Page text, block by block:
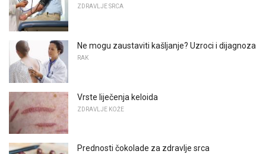
ZDRAVLJE SRCA
Ne mogu zaustaviti kašljanje? Uzroci i dijagnoza
RAK
Vrste liječenja keloida
ZDRAVLJE KOŽE
Prednosti čokolade za zdravlje srca